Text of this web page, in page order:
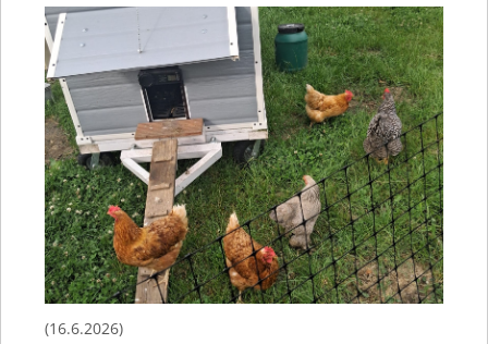
(16.6.2026)